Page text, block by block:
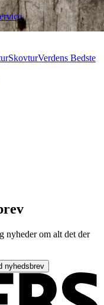
SkovturVerdens Bedste
nyheder om alt det der
nyhedsbrev